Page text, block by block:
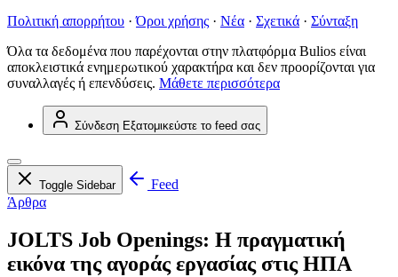
Πολιτική απορρήτου · Όροι χρήσης · Νέα · Σχετικά · Σύνταξη
Όλα τα δεδομένα που παρέχονται στην πλατφόρμα Bulios είναι
αποκλειστικά ενημερωτικού χαρακτήρα και δεν προορίζονται για
συναλλαγές ή επενδύσεις. Μάθετε περισσότερα
Σύνδεση Εξατομικεύστε το feed σας
Toggle Sidebar
Feed
Άρθρα
JOLTS Job Openings: Η πραγματική
εικόνα της αγοράς εργασίας στις ΗΠΑ